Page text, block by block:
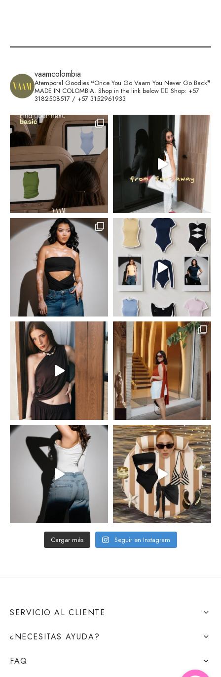
vaamcolombia
Atemporal Goodies ❝Once You Go Vaam You Never Go Back❞
MADE IN COLOMBIA. Shop in the link below 👇🏽 Shop: +57
3182508517 / +57 3152961933
Cargar más Seguir en Instagram
SERVICIO AL CLIENTE
¿NECESITAS AYUDA?
FAQ